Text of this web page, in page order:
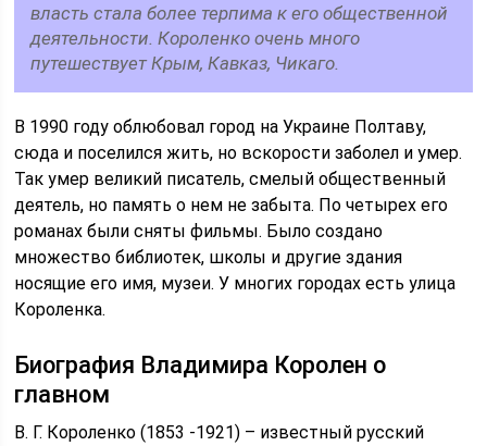
власть стала более терпима к его общественной
деятельности. Короленко очень много
путешествует Крым, Кавказ, Чикаго.
В 1990 году облюбовал город на Украине Полтаву,
сюда и поселился жить, но вскорости заболел и умер.
Так умер великий писатель, смелый общественный
деятель, но память о нем не забыта. По четырех его
романах были сняты фильмы. Было создано
множество библиотек, школы и другие здания
носящие его имя, музеи. У многих городах есть улица
Короленка.
Биография Владимира Королен о
главном
В. Г. Короленко (1853 -1921) – известный русский